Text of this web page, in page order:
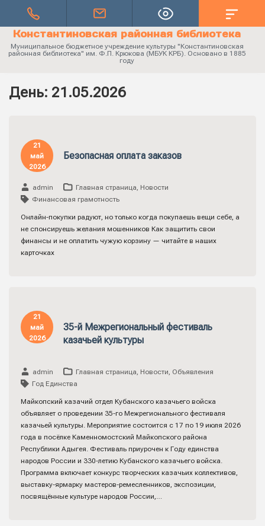
Константиновская районная библиотека
Муниципальное бюджетное учреждение культуры "Константиновская
районная библиотека" им. Ф.П. Крюкова (МБУК КРБ). Основано в 1885
году
День: 21.05.2026
21
май
2026
Безопасная оплата заказов
admin Главная страница, Новости
Финансовая грамотность
Онлайн-покупки радуют, но только когда покупаешь вещи себе, а
не спонсируешь желания мошенников Как защитить свои
финансы и не оплатить чужую корзину — читайте в наших
карточках
21
май
2026
35-й Межрегиональный фестиваль
казачьей культуры
admin Главная страница, Новости, Объявления
Год Единства
Майкопский казачий отдел Кубанского казачьего войска
объявляет о проведении 35-го Межрегионального фестиваля
казачьей культуры. Мероприятие состоится с 17 по 19 июля 2026
года в посёлке Каменномостский Майкопского района
Республики Адыгея. Фестиваль приурочен к Году единства
народов России и 330-летию Кубанского казачьего войска.
Программа включает конкурс творческих казачьих коллективов,
выставку-ярмарку мастеров-ремесленников, экспозиции,
посвящённые культуре народов России,…